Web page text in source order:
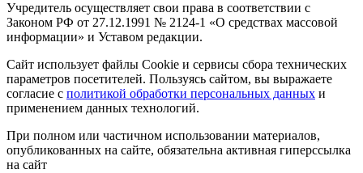
Учредитель осуществляет свои права в соответствии с
Законом РФ от 27.12.1991 № 2124-1 «О средствах массовой
информации» и Уставом редакции.
Сайт использует файлы Cookie и сервисы сбора технических
параметров посетителей. Пользуясь сайтом, вы выражаете
согласие с политикой обработки персональных данных и
применением данных технологий.
При полном или частичном использовании материалов,
опубликованных на сайте, обязательна активная гиперссылка
на сайт